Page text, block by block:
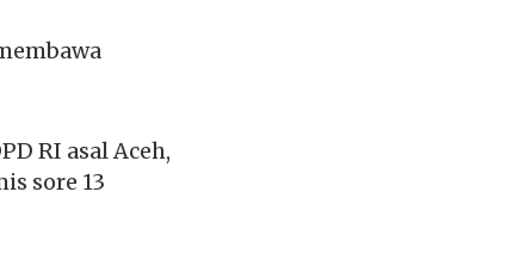
RI asal Aceh,
sore 13